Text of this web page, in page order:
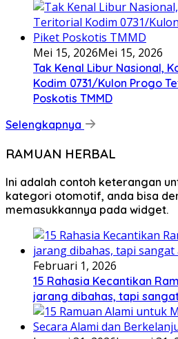
Mei 15, 2026Mei 15, 2026
Tak Kenal Libur Nasional,
Kodim 0731/Kulon Progo
Poskotis TMMD
Selengkapnya
RAMUAN HERBAL
Ini adalah contoh keterangan
kategori otomotif, anda bisa
memasukkannya pada widget.
Februari 1, 2026
15 Rahasia Kecantikan
jarang dibahas, tapi